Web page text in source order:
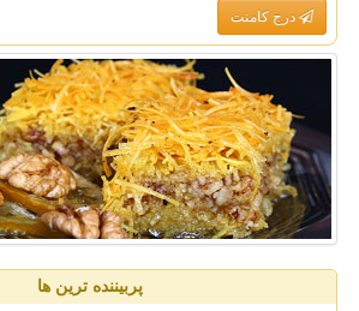
درج کامنت
پربیننده ترین ها